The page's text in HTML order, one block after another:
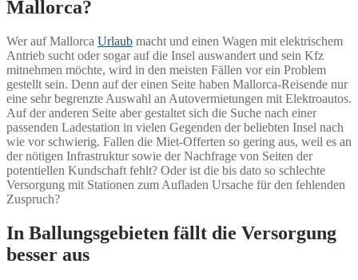
Mallorca?
Wer auf Mallorca Urlaub macht und einen Wagen mit elektrischem
Antrieb sucht oder sogar auf die Insel auswandert und sein Kfz
mitnehmen möchte, wird in den meisten Fällen vor ein Problem
gestellt sein. Denn auf der einen Seite haben Mallorca-Reisende nur
eine sehr begrenzte Auswahl an Autovermietungen mit Elektroautos.
Auf der anderen Seite aber gestaltet sich die Suche nach einer
passenden Ladestation in vielen Gegenden der beliebten Insel nach
wie vor schwierig. Fallen die Miet-Offerten so gering aus, weil es an
der nötigen Infrastruktur sowie der Nachfrage von Seiten der
potentiellen Kundschaft fehlt? Oder ist die bis dato so schlechte
Versorgung mit Stationen zum Aufladen Ursache für den fehlenden
Zuspruch?
In Ballungsgebieten fällt die Versorgung
besser aus